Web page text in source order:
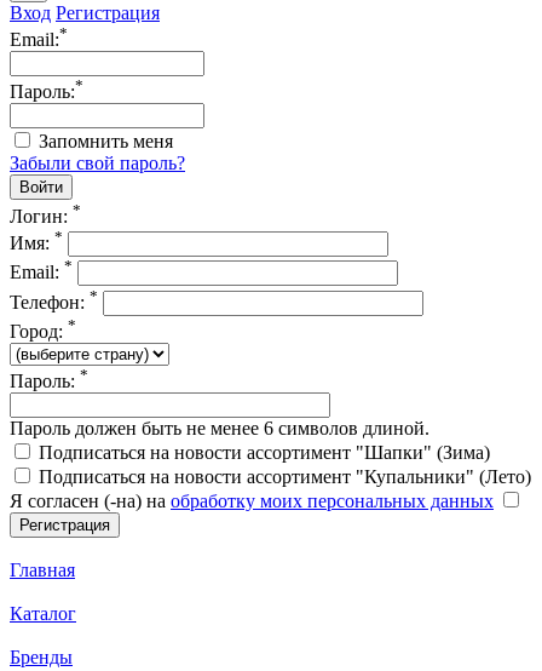
Вход Регистрация
Email:*
Пароль:*
Запомнить меня
Забыли свой пароль?
Логин: *
Имя: *
Email: *
Телефон: *
Город: *
Пароль: *
Пароль должен быть не менее 6 символов длиной.
Подписаться на новости ассортимент "Шапки" (Зима)
Подписаться на новости ассортимент "Купальники" (Лето)
Я согласен (-на) на обработку моих персональных данных
Главная
Каталог
Бренды